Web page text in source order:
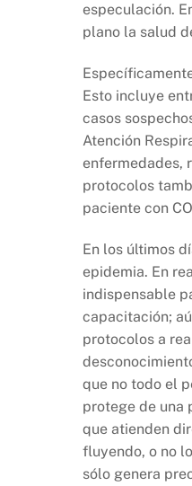
especulación.
plano la salud
Esto incluye
casos
Atención
enfermedades,
protocolos
paciente con
En los últimos
epidemia. En
indispensable
capacitación;
protocolos a
que no todo el
protege de una
que atienden
fluyendo, o no
sólo genera